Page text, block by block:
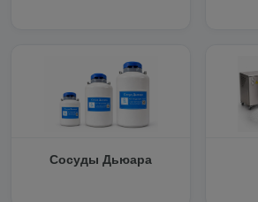
Сосуды Дьюара